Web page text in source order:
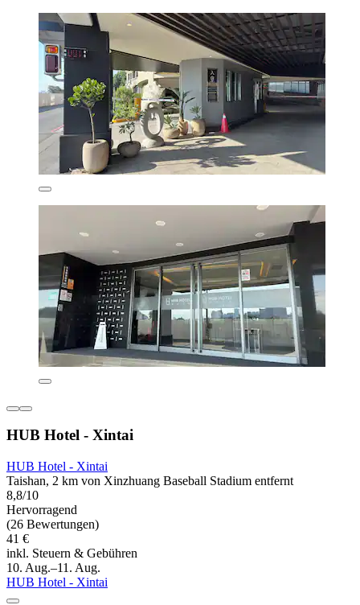
HUB Hotel - Xintai
HUB Hotel - Xintai
Taishan, 2 km von Xinzhuang Baseball Stadium entfernt
8,8/10
Hervorragend
(26 Bewertungen)
41 €
inkl. Steuern & Gebühren
10. Aug.–11. Aug.
HUB Hotel - Xintai